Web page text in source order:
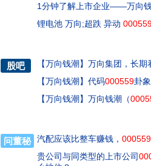
1分钟了解上市企业——万向
锂电池 万向;超跌 异动
股吧 【万向钱潮】 万向集团，长期
【万向钱潮】 代码000559卦
【万向钱潮】 万向钱潮（
问董秘 汽配应该比整车赚钱， 000559
贵公司与同类型的上市公司